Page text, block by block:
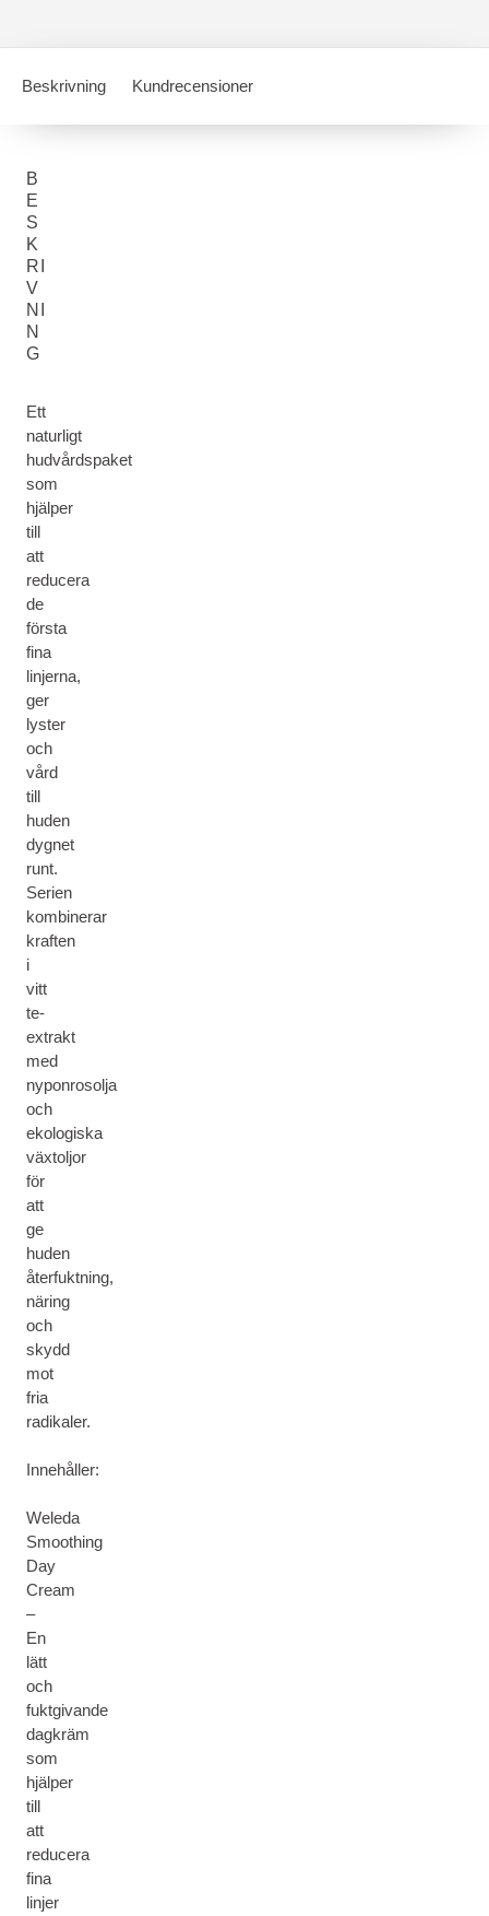
Beskrivning Kundrecensioner
B
E
S
K
RI
V
NI
N
G
Ett
naturligt
hudvårdspaket
som
hjälper
till
att
reducera
de
första
fina
linjerna,
ger
lyster
och
vård
till
huden
dygnet
runt.
Serien
kombinerar
kraften
i
vitt
te-
extrakt
med
nyponrosolja
och
ekologiska
växtoljor
för
att
ge
huden
återfuktning,
näring
och
skydd
mot
fria
radikaler.
Innehåller:
Weleda
Smoothing
Day
Cream
–
En
lätt
och
fuktgivande
dagkräm
som
hjälper
till
att
reducera
fina
linjer